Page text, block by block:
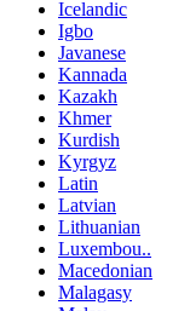
Icelandic
Igbo
Javanese
Kannada
Kazakh
Khmer
Kurdish
Kyrgyz
Latin
Latvian
Lithuanian
Luxembou..
Macedonian
Malagasy